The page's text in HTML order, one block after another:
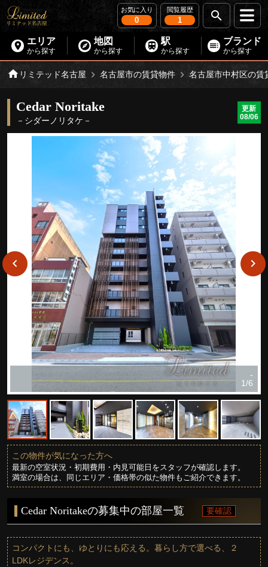
お気に入り
0
閲覧履歴
1
エリア
から探す
地図
から探す
駅
から探す
ブランド
から探す
リミテッド名古屋 名古屋市の賃貸物件 名古屋市中村区の賃
Cedar Noritake
－シダーノリタケ－
更新
08/06
-
1/6
この物件が気になった方へ
最新の空室状況・初期費用・内見可能日をスタッフが確認します。
満室の場合は、同じエリア・価格帯の似た物件もご紹介できます。
Cedar Noritakeの募集中の部屋一覧 要確認
コンパクトにも、ゆとりにも応える。暮らし方で選べる、２
LDKレジデンス。